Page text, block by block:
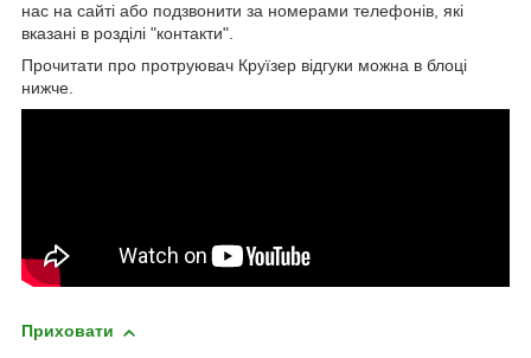
нас на сайті або подзвонити за номерами телефонів, які
вказані в розділі "контакти".
Прочитати про протруювач Круїзер відгуки можна в блоці
нижче.
Приховати